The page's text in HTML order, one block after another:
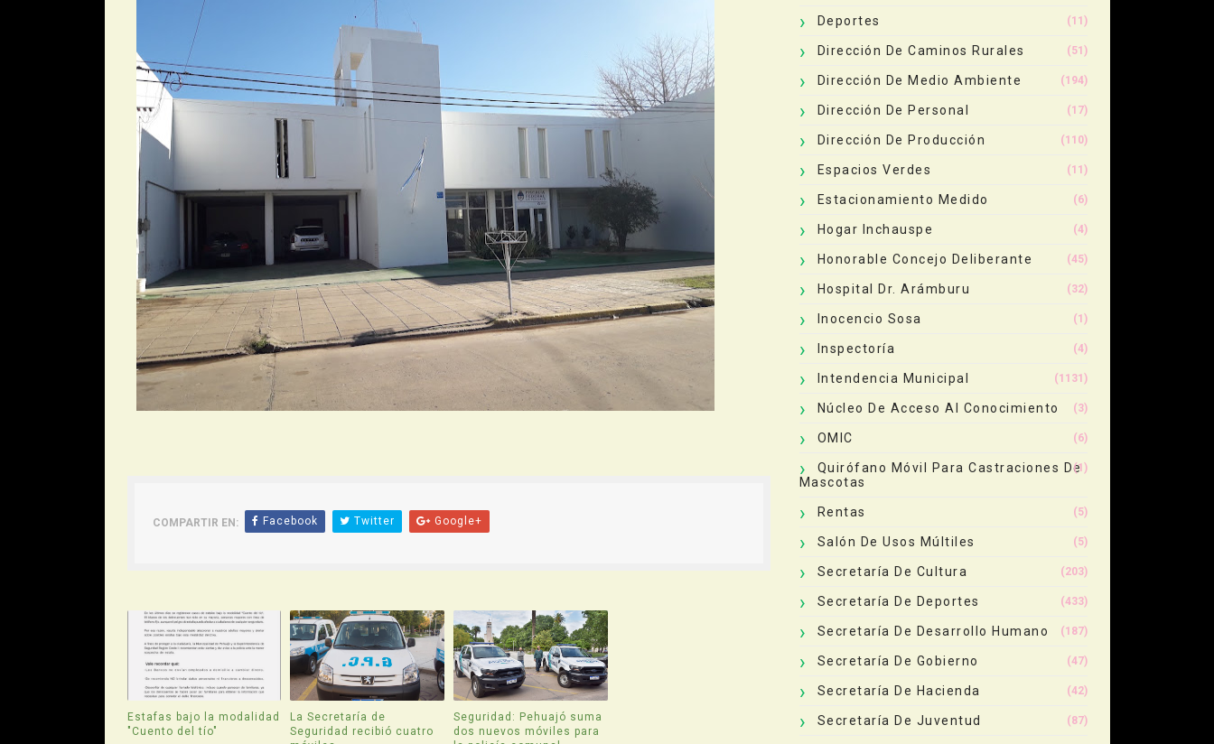
COMPARTIR EN: Facebook Twitter Google+
Estafas bajo la modalidad
"Cuento del tío"
La Secretaría de
Seguridad recibió cuatro
Seguridad: Pehuajó suma
dos nuevos móviles para
Deportes (11)
Dirección De Caminos Rurales (51)
Dirección De Medio Ambiente (194)
Dirección De Personal (17)
Dirección De Producción (110)
Espacios Verdes (11)
Estacionamiento Medido (6)
Hogar Inchauspe (4)
Honorable Concejo Deliberante (45)
Hospital Dr. Arámburu (32)
Inocencio Sosa (1)
Inspectoría (4)
Intendencia Municipal (1131)
Núcleo De Acceso Al Conocimiento (3)
OMIC (6)
Quirófano Móvil Para Castraciones De
Mascotas
(1)
Rentas (5)
Salón De Usos Múltiles (5)
Secretaría De Cultura (203)
Secretaría De Deportes (433)
Secretaría De Desarrollo Humano (187)
Secretaría De Gobierno (47)
Secretaría De Hacienda (42)
Secretaría De Juventud (87)